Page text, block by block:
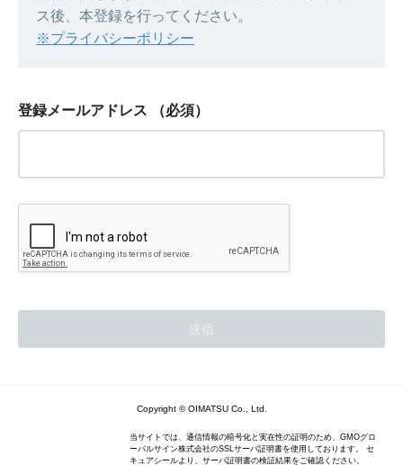
ス後、本登録を行ってください。
※プライバシーポリシー
登録メールアドレス （必須）
Copyright © OIMATSU Co., Ltd.
当サイトでは、通信情報の暗号化と実在性の証明のため、GMOグロ
ーバルサイン株式会社のSSLサーバ証明書を使用しております。 セ
キュアシールより、サーバ証明書の検証結果をご確認ください。